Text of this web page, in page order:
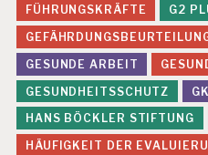
U
N
D
H
EI
T
S
S
C
FÜHRUNGSKRÄFTE
G2
GESUNDE ARBEIT
GESUNDHEITSSCHUTZ
HANS BÖCKLER STIFTUNG
HÄUFIGKEIT DER